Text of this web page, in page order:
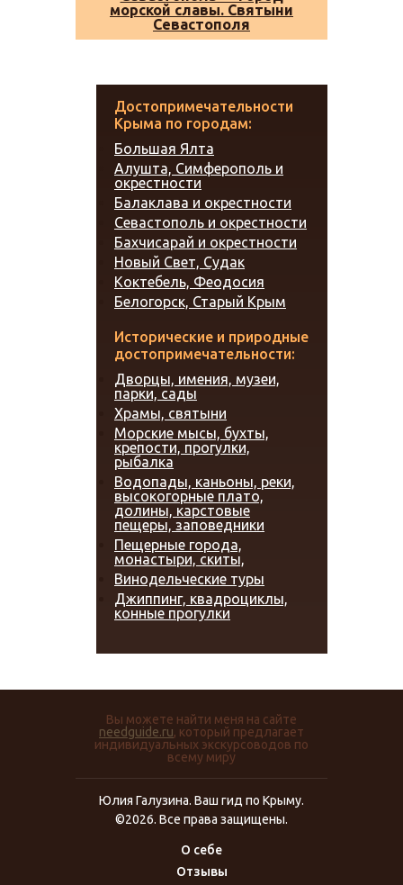
морской славы. Святыни
Севастополя
Достопримечательности
Крыма по городам:
Большая Ялта
Алушта, Симферополь и
окрестности
Балаклава и окрестности
Севастополь и окрестности
Бахчисарай и окрестности
Новый Свет, Судак
Коктебель, Феодосия
Белогорск, Старый Крым
Исторические и природные
достопримечательности:
Дворцы, имения, музеи,
парки, сады
Храмы, святыни
Морские мысы, бухты,
крепости, прогулки,
рыбалка
Водопады, каньоны, реки,
высокогорные плато,
долины, карстовые
пещеры, заповедники
Пещерные города,
монастыри, скиты,
Винодельческие туры
Джиппинг, квадроциклы,
конные прогулки
Вы можете найти меня на сайте
needguide.ru, который предлагает
индивидуальных экскурсоводов по
всему миру
Юлия Галузина. Ваш гид по Крыму.
©2026. Все права защищены.
О себе
Отзывы